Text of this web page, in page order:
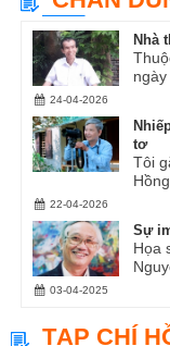
Nhà
ngày
24-04-2026
tơ
Tôi
22-04-2026
Sự
Họa
03-04-2025
TẠP CHÍ